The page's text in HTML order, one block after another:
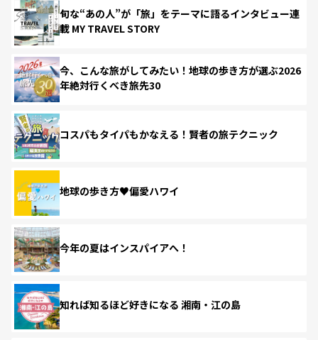
旬な“あの人”が「旅」をテーマに語るインタビュー連
載 MY TRAVEL STORY
今、こんな旅がしてみたい！地球の歩き方が選ぶ2026
年絶対行くべき旅先30
コスパもタイパもかなえる！賢者の旅テクニック
地球の歩き方♥偏愛ハワイ
今年の夏はインスパイアへ！
知れば知るほど好きになる 湘南・江の島